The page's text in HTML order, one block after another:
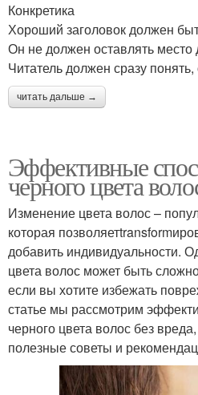
Конкретика
Хороший заголовок должен
Он не должен оставлять
Читатель должен сразу
читать дальше →
Эффективные
черного цвета
Изменение цвета волос –
которая
добавить индивидуальности.
цвета волос может быть
если вы хотите избежать
статье мы рассмотрим
черного цвета волос без
полезные советы и